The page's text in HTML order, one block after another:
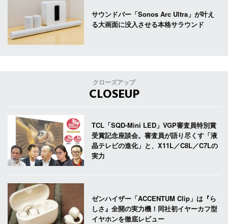
サウンドバー「Sonos Arc Ultra」が叶え
る大画面に没入させる本格サラウンド
クローズアップ
CLOSEUP
TCL「SQD-Mini LED」VGP審査員特別賞
受賞記念座談会。審査員が語り尽くす「液
晶テレビの進化」と、X11L／C8L／C7Lの
実力
ゼンハイザー「ACCENTUM Clip」は『ら
しさ』全開の実力機！同社初イヤーカフ型
イヤホンを徹底レビュー